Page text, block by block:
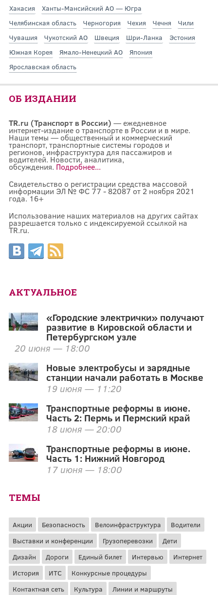
Хакасия
Ханты-Мансийский АО — Югра
Челябинская область
Черногория Чехия Чечня
Чили
Чувашия
Чукотский АО Швеция Шри-Ланка
Эстония
Южная Корея
Ямало-Ненецкий АО
Япония
Ярославская область
ОБ ИЗДАНИИ
TR.ru (Транспорт в России) — ежедневное
интернет-издание о транспорте в России и в мире.
Наши темы — общественный и коммерческий
транспорт, транспортные системы городов и
регионов, инфраструктура для пассажиров и
водителей. Новости, аналитика,
обсуждения. Подробнее...
Свидетельство о регистрации средства массовой
информации ЭЛ № ФС 77 - 82087 от 2 ноября 2021
года. 16+
Использование наших материалов на других сайтах
разрешается только с индексируемой ссылкой на
TR.ru.
АКТУАЛЬНОЕ
«Городские электрички» получают
развитие в Кировской области и
Петербургском узле
20 июня — 18:00
Новые электробусы и зарядные
станции начали работать в Москве
19 июня — 11:20
Транспортные реформы в июне.
Часть 2: Пермь и Пермский край
18 июня — 20:00
Транспортные реформы в июне.
Часть 1: Нижний Новгород
17 июня — 18:00
ТЕМЫ
Акции Безопасность Велоинфраструктура
Водители
Выставки и конференции
Грузоперевозки
Дети
Дизайн
Дороги Единый билет Интервью
Интернет
История
ИТС
Конкурсные процедуры
Контактная сеть
Культура Линии и маршруты